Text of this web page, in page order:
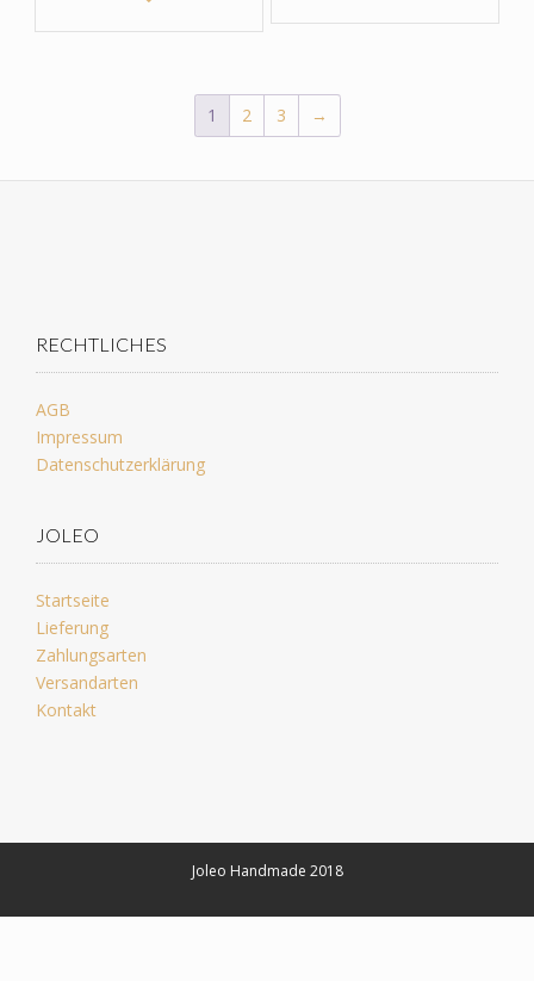
1 2 3 →
RECHTLICHES
AGB
Impressum
Datenschutzerklärung
JOLEO
Startseite
Lieferung
Zahlungsarten
Versandarten
Kontakt
Joleo Handmade 2018